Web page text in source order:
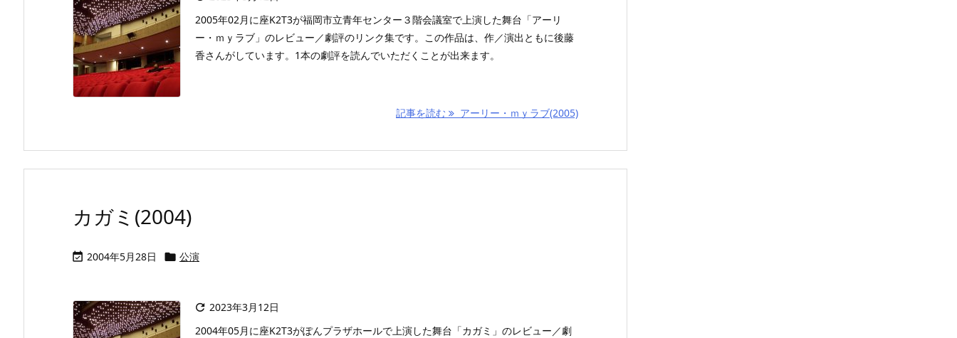
2005年02月に座K2T3が福岡市立青年センター３階会議室で上演した舞台「アーリ
ー・ｍｙラブ」のレビュー／劇評のリンク集です。この作品は、作／演出ともに後藤
香さんがしています。1本の劇評を読んでいただくことが出来ます。
記事を読む アーリー・ｍｙラブ(2005)
カガミ(2004)
 2004年5月28日  公演
 2023年3月12日
2004年05月に座K2T3がぽんプラザホールで上演した舞台「カガミ」のレビュー／劇